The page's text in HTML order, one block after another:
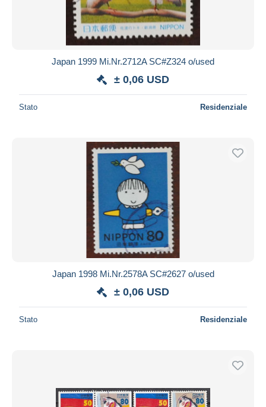
Japan 1999 Mi.Nr.2712A SC#Z324 o/used
± 0,06 USD
Stato Residenziale
Japan 1998 Mi.Nr.2578A SC#2627 o/used
± 0,06 USD
Stato Residenziale